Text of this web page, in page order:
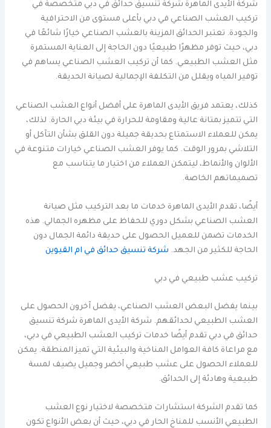
شركة الأيدى الماهرة شركة تنسيق حدائق في دبي متخصصة في
تركيب العشب الصناعي في دبي بأعلى مستوى من الاحترافية
والجودة. تعتبر الحدائق المزينة بالعشب الصناعي خيارًا شائعًا في
دبي، حيث توفر مظهرًا طبيعيًا دون الحاجة إلى العناية المستمرة
مثل العشب الطبيعي. كما أن تركيب العشب الصناعي يساهم في
توفير المياه ويقلل من التكلفة الإجمالية لصيانة الحديقة.
كذلك، يعتمد فريق الأيدى الماهرة على أفضل أنواع العشب الصناعي
التي تتميز بمتانة عالية ومقاومة للحرارة في بيئة دبي الحارة. لذلك،
يمكن للعملاء الاستمتاع بحديقة جميلة دون القلق بشأن التآكل أو
التلاشي بمرور الوقت. كما يوفر العشب الصناعي خيارات متنوعة في
الألوان والأنماط، ليتمكن العملاء من اختيار ما يتناسب مع
تصميماتهم الخاصة.
أيضًا، تقدم الأيدى الماهرة خدمات ما بعد التركيب مثل صيانة
العشب الصناعي بشكل دوري للحفاظ على مظهره الجمالي. هذه
الخدمات تضمن للعميل الحصول على حديقة دائمة الجمال دون
الحاجة للكثير من الجهد. شركة تنسيق حدائق في ام القيوين
تركيب عشب طبيعي في دبي
بينما يفضل البعض العشب الصناعي، يفضل آخرون الحصول على
العشب الطبيعي لحدائقهم. شركة الأيدى الماهرة شركة تنسيق
حدائق في دبي تقدم أيضًا خدمات تركيب العشب الطبيعي في دبي،
مع مراعاة كافة العوامل المناخية والبيئية التي تميز المنطقة. يمكن
للعملاء الحصول على عشب طبيعي أخضر وجميل يضيف لمسة
طبيعية وهادئة إلى الحدائق.
كما تقدم الشركة استشارات متخصصة لاختيار نوع العشب
الطبيعي الأنسب للمناخ الحار في دبي، حيث أن بعض الأنواع تكون